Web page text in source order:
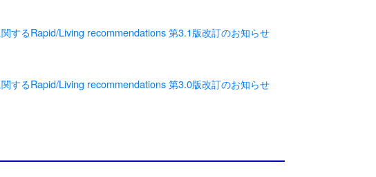
するRapid/Living recommendations 第3.1版改訂のお知らせ
するRapid/Living recommendations 第3.0版改訂のお知らせ